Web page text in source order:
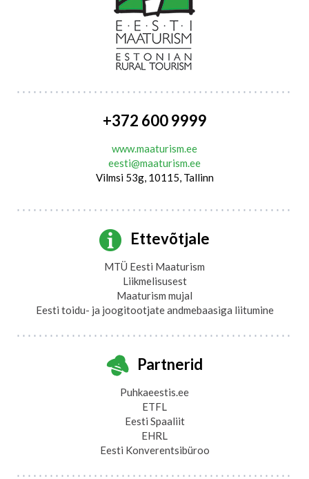
+372 600 9999
www.maaturism.ee
eesti@maaturism.ee
Vilmsi 53g, 10115, Tallinn
Ettevõtjale
MTÜ Eesti Maaturism
Liikmelisusest
Maaturism mujal
Eesti toidu- ja joogitootjate andmebaasiga liitumine
Partnerid
Puhkaeestis.ee
ETFL
Eesti Spaaliit
EHRL
Eesti Konverentsibüroo